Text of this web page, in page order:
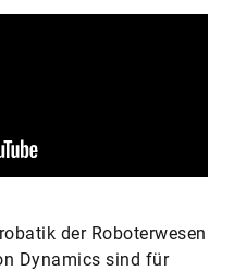
der Roboterwesen
Dynamics sind für